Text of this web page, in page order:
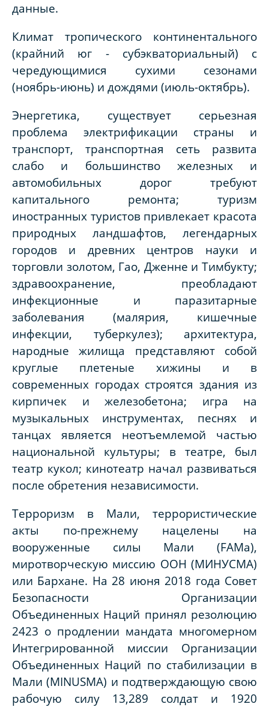
данные.
Климат тропического континентального
(крайний юг - субэкваториальный) с
чередующимися сухими сезонами
(ноябрь-июнь) и дождями (июль-октябрь).
Энергетика, существует серьезная
проблема электрификации страны и
транспорт, транспортная сеть развита
слабо и большинство железных и
автомобильных дорог требуют
капитального ремонта; туризм
иностранных туристов привлекает красота
природных ландшафтов, легендарных
городов и древних центров науки и
торговли золотом, Гао, Дженне и Тимбукту;
здравоохранение, преобладают
инфекционные и паразитарные
заболевания (малярия, кишечные
инфекции, туберкулез); архитектура,
народные жилища представляют собой
круглые плетеные хижины и в
современных городах строятся здания из
кирпичек и железобетона; игра на
музыкальных инструментах, песнях и
танцах является неотъемлемой частью
национальной культуры; в театре, был
театр кукол; кинотеатр начал развиваться
после обретения независимости.
Терроризм в Мали, террористические
акты по-прежнему нацелены на
вооруженные силы Мали (FAMa),
миротворческую миссию ООН (МИНУСМА)
или Бархане. На 28 июня 2018 года Совет
Безопасности Организации
Объединенных Наций принял резолюцию
2423 о продлении мандата многомерном
Интегрированной миссии Организации
Объединенных Наций по стабилизации в
Мали (MINUSMA) и подтверждающую свою
рабочую силу 13,289 солдат и 1920